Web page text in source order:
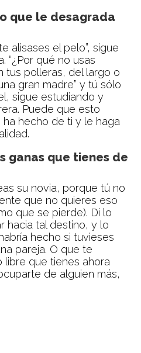
que le desagrada
alisases el pelo”, sigue
“¿Por qué no usas
tus polleras, del largo o
gran madre” y tú sólo
sigue estudiando y
Puede que esto
hecho de ti y le haga
ganas que tienes de
su novia, porque tú no
que no quieres eso
que se pierde). Di lo
hacia tal destino, y lo
hecho si tuvieses
pareja. O que te
que tienes ahora
de alguien más,